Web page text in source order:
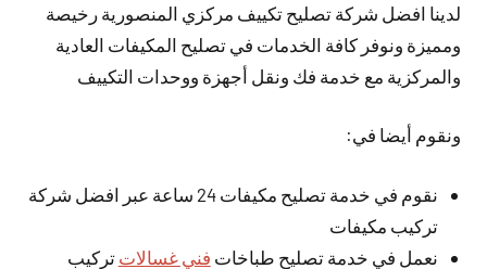
لدينا افضل شركة تصليح تكييف مركزي المنصورية رخيصة
ومميزة ونوفر كافة الخدمات في تصليح المكيفات العادية
والمركزية مع خدمة فك ونقل أجهزة ووحدات التكييف
ونقوم أيضا في:
نقوم في خدمة تصليح مكيفات 24 ساعة عبر افضل شركة
تركيب مكيفات
نعمل في خدمة تصليح طباخات فني غسالات تركيب